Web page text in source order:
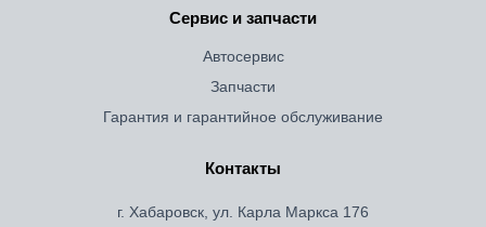
Сервис и запчасти
Автосервис
Запчасти
Гарантия и гарантийное обслуживание
Контакты
г. Хабаровск, ул. Карла Маркса 176